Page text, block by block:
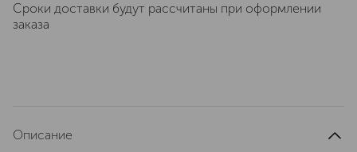
Сроки доставки будут рассчитаны при оформлении
заказа
Описание